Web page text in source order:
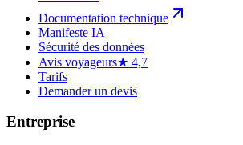
Documentation technique
Manifeste IA
Sécurité des données
Avis voyageurs★ 4,7
Tarifs
Demander un devis
Entreprise